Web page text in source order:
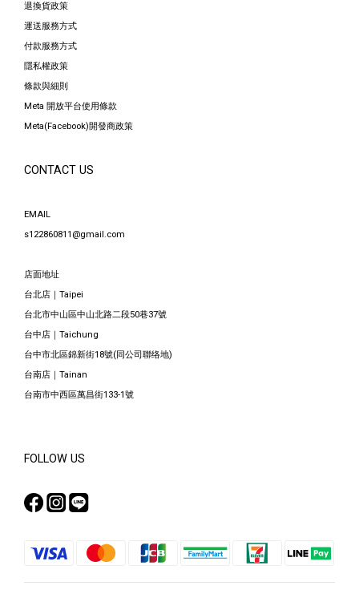
退換貨政策
運送服務方式
付款服務方式
隱私權政策
條款與細則
Meta 開放平台使用條款
Meta(Facebook)開發商政策
CONTACT US
EMAIL
s122860811@gmail.com
店面地址
台北店｜Taipei
台北市中山區中山北路二段50巷37號
台中店｜Taichung
台中市北區錦新街18號(同公司聯络地)
台南店｜Tainan
台南市中西區萬昌街133-1號
FOLLOW US